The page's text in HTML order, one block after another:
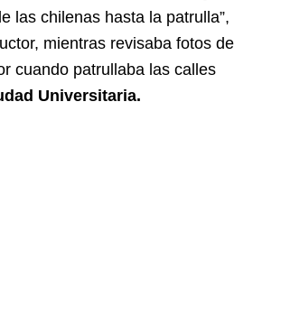
las chilenas hasta la patrulla”,
mientras revisaba fotos de
cuando patrullaba las calles
Universitaria.